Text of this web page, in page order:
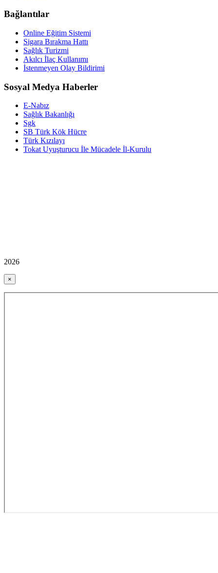
Bağlantılar
Online Eğitim Sistemi
Sigara Bırakma Hattı
Sağlık Turizmi
Akılcı İlaç Kullanımı
İstenmeyen Olay Bildirimi
Sosyal Medya Haberler
E-Nabız
Sağlık Bakanlığı
Sgk
SB Türk Kök Hücre
Türk Kızılayı
Tokat Uyuşturucu İle Mücadele İl-Kurulu
2026
×